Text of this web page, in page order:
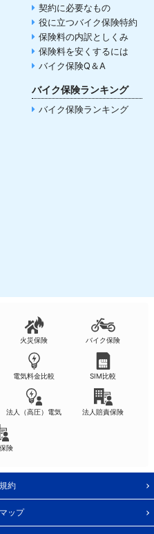
契約に必要なもの
役に立つバイク保険特約
保険料の内訳としくみ
保険料を安くするには
バイク保険Q＆A
バイク保険ランキング
バイク保険ランキング
火災保険 バイク保険
電気料金比較 SIM比較
法人（高圧）電気 法人賠責保険
険
約
ップ